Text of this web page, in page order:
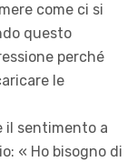
come ci si
questo
perché
le
il sentimento a
« Ho bisogno di